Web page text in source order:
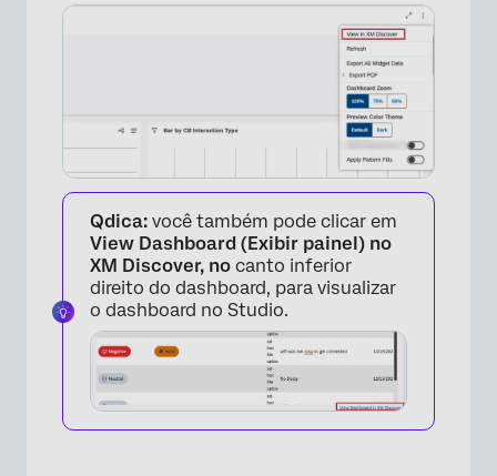
×
Qdica: você também pode clicar em
View Dashboard (Exibir painel) no
XM Discover, no canto inferior
direito do dashboard, para visualizar
o dashboard no Studio.